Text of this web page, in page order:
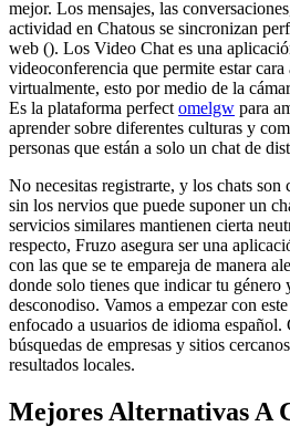
mejor. Los mensajes, las
actividad en Chatous se sincronizan
web (). Los Video Chat es una
videoconferencia que permite estar cara
virtualmente, esto por medio de la
Es la plataforma perfect omelgw para
aprender sobre diferentes culturas y
personas que están a solo un chat de
No necesitas registrarte, y los chats
sin los nervios que puede suponer un
servicios similares mantienen cierta
respecto, Fruzo asegura ser una
con las que se te empareja de manera
donde solo tienes que indicar tu género
desconodiso. Vamos a empezar con
enfocado a usuarios de idioma español.
búsquedas de empresas y sitios
resultados locales.
Mejores Alternativas A